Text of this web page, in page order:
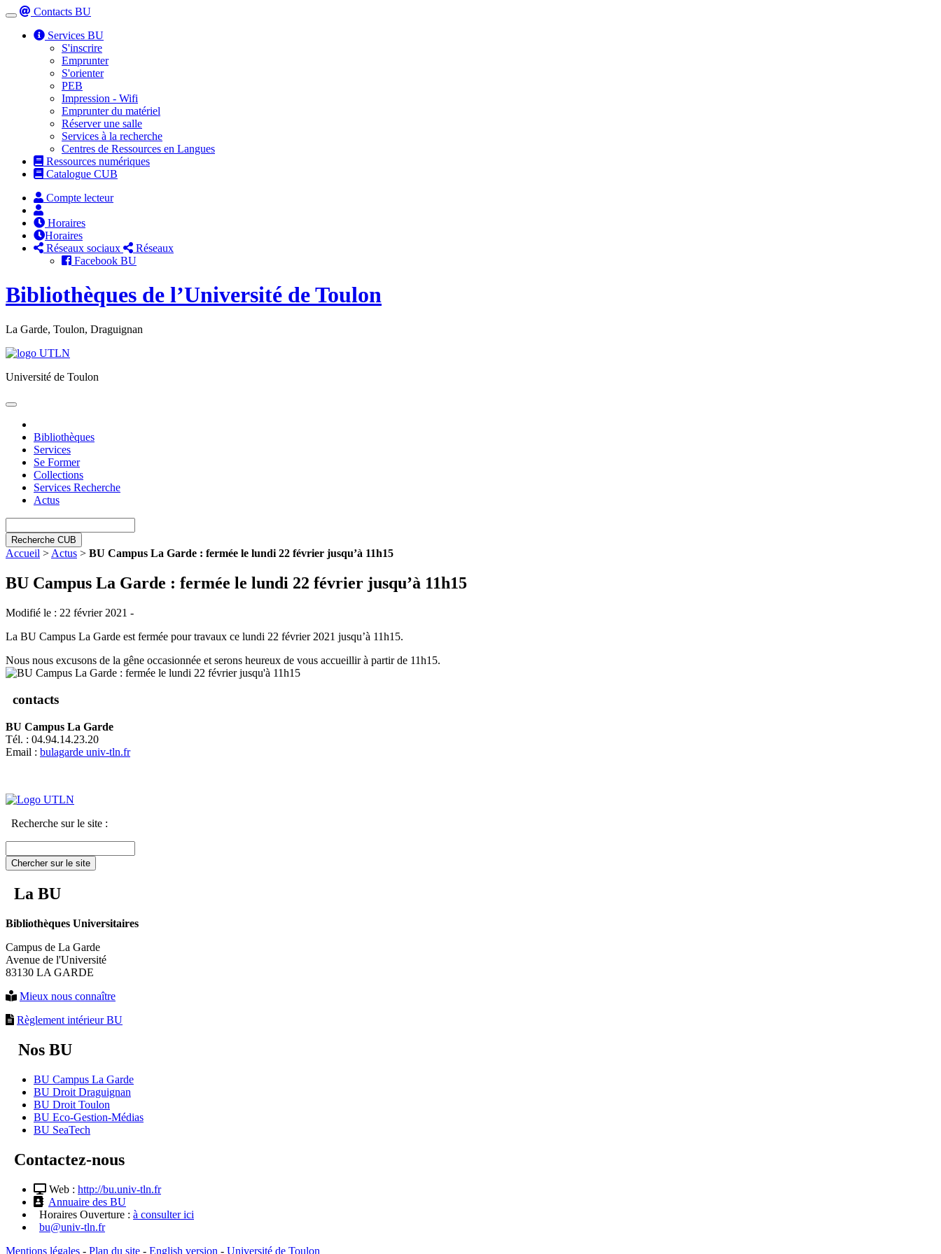
Toggle
navigation
Contacts BU
Services BU
S'inscrire
Emprunter
S'orienter
PEB
Impression - Wifi
Emprunter du matériel
Réserver une salle
Services à la recherche
Centres de Ressources en Langues
Ressources numériques
Catalogue CUB
Compte lecteur
Horaires
Horaires
Réseaux sociaux
Réseaux
Facebook BU
Bibliothèques de l’Université de Toulon
La Garde, Toulon, Draguignan
Université de Toulon
Toggle
Bibliothèques
Services
Se Former
Collections
Services Recherche
Actus
Recherche CUB
Accueil > Actus > BU Campus La Garde : fermée le lundi 22 février jusqu’à 11h15
BU Campus La Garde : fermée le lundi 22 février jusqu’à 11h15
Modifié le : 22 février 2021 -
La BU Campus La Garde est fermée pour travaux ce lundi 22 février 2021 jusqu’à 11h15.
Nous nous excusons de la gêne occasionnée et serons heureux de vous accueillir à partir de 11h15.
contacts
BU Campus La Garde
Tél. : 04.94.14.23.20
Email : bulagarde univ-tln.fr
Recherche sur le site :
Chercher sur le site
La BU
Bibliothèques Universitaires
Campus de La Garde
Avenue de l'Université
83130 LA GARDE
Mieux nous connaître
Règlement intérieur BU
Nos BU
BU Campus La Garde
BU Droit Draguignan
BU Droit Toulon
BU Eco-Gestion-Médias
BU SeaTech
Contactez-nous
Web : http://bu.univ-tln.fr
Annuaire des BU
Horaires Ouverture : à consulter ici
bu@univ-tln.fr
Mentions légales - Plan du site - English version - Université de Toulon